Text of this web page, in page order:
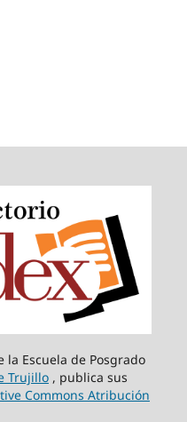
la Escuela de Posgrado
Trujillo, publica sus
Commons Atribución